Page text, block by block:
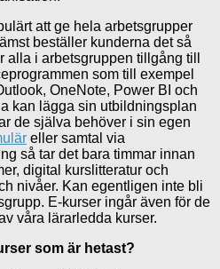
att ge hela arbetsgrupper
beställer kunderna det så
alla i arbetsgruppen tillgång till
som till exempel
OneNote, Power BI och
kan lägga sin utbildningsplan
de själva behöver i sin egen
eller samtal via
så tar det bara timmar innan
digital kurslitteratur och
nivåer. Kan egentligen inte bli
E-kurser ingår även för de
våra lärarledda kurser.
som är hetast?